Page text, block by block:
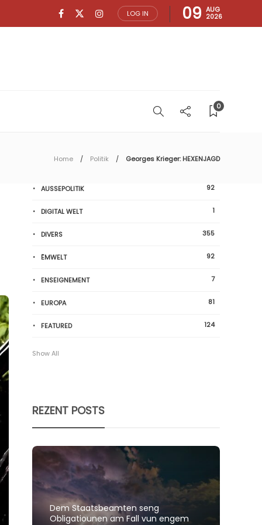
LOG IN 09 AUG
2026
0
Home Politik Georges Krieger: HEXENJAGD
AUSSEPOLITIK 92
DIGITAL WELT 1
DIVERS 355
ËMWELT 92
ENSEIGNEMENT 7
EUROPA 81
FEATURED 124
Show All
REZENT POSTS
Dem Staatsbeamten seng
Obligatiounen am Fall vun engem